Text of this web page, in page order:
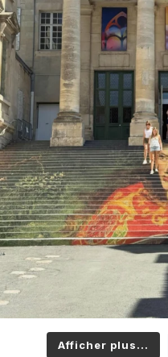
Afficher plus...